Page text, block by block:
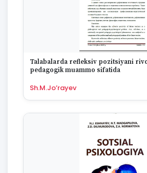
Talabalarda refleksiv pozitsiyani
pedagogik muammo sifatida
Sh.M.Jo’rayev